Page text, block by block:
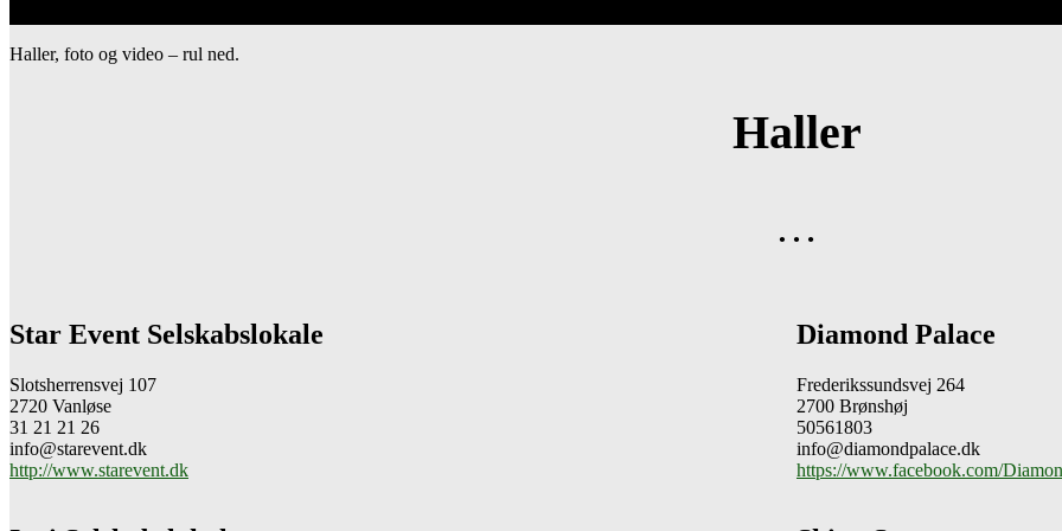
Haller, foto og video – rul ned.
Haller
…
Star Event Selskabslokale
Slotsherrensvej 107
2720 Vanløse
31 21 21 26
info@starevent.dk
http://www.starevent.dk
Diamond Palace
Frederikssundsvej 264
2700 Brønshøj
50561803
info@diamondpalace.dk
https://www.facebook.com/